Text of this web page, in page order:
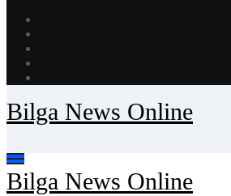
Bilga News Online
Bilga News Online